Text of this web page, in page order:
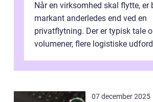
Når en virksomhed skal flytte, er
markant anderledes end ved en
privatflytning. Der er typisk tale
volumener, flere logistiske
07 december 2025